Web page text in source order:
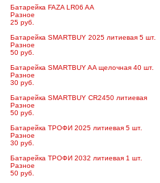
Батарейка FAZA LR06 AA
Разное
25 руб.
Батарейка SMARTBUY 2025 литиевая 5 шт.
Разное
50 руб.
Батарейка SMARTBUY AA щелочная 40 шт.
Разное
30 руб.
Батарейка SMARTBUY CR2450 литиевая
Разное
50 руб.
Батарейка ТРОФИ 2025 литиевая 5 шт.
Разное
30 руб.
Батарейка ТРОФИ 2032 литиевая 1 шт.
Разное
50 руб.